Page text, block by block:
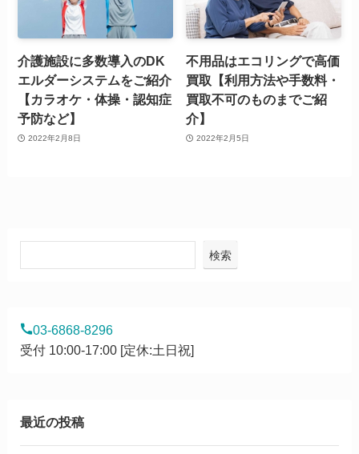
介護施設に多数導入のDK
エルダーシステムをご紹介
【カラオケ・体操・認知症
予防など】
2022年2月8日
不用品はエコリングで高価
買取【利用方法や手数料・
買取不可のものまでご紹
介】
2022年2月5日
検索
03-6868-8296
受付 10:00-17:00 [定休:土日祝]
最近の投稿